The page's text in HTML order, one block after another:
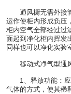
通风橱无需外接管
运作使柜内形成负压
柜内空气全部经过过
面起到净化柜内挥发
同样也可以净化实验
移动式净气型通风
1、释放功能：应
气体的方式，使其稀